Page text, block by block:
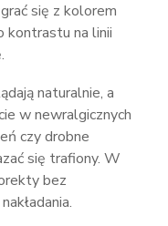
się z kolorem
kontrastu na linii
naturalnie, a
w newralgicznych
czy drobne
się trafiony. W
bez